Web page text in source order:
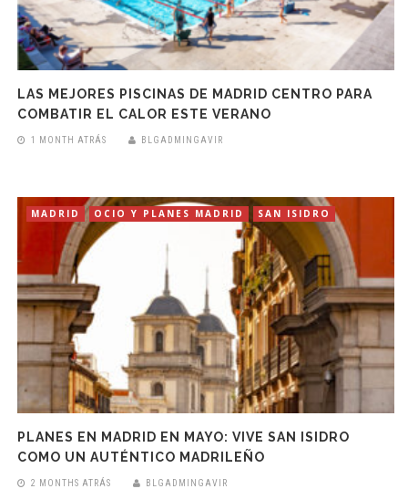
LAS MEJORES PISCINAS DE MADRID CENTRO PARA
COMBATIR EL CALOR ESTE VERANO
1 MONTH ATRÁS BLGADMINGAVIR
MADRID OCIO Y PLANES MADRID SAN ISIDRO
PLANES EN MADRID EN MAYO: VIVE SAN ISIDRO
COMO UN AUTÉNTICO MADRILEÑO
2 MONTHS ATRÁS BLGADMINGAVIR